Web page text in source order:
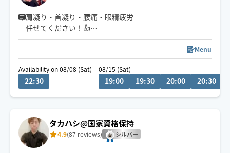
肩凝り・首凝り・腰痛・眼精疲労
任せてください！👍
仕事で疲れたあなたの身体を弱圧から強圧まで！希望の
圧加減に合わせて最高のひと時をご提供いたいます🙇‍♂️
Menu
Availability on 08/08 (Sat)
22:30
08/15 (Sat)
19:00 19:30 20:00 20:30
タカハシ@国家資格保持
4.9(87 reviews) シルバー